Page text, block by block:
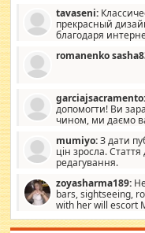
стандартные формы, в
со вкусом все в
мебель, а это не
tavaseni:
прекрасный
благодаря
romanenko
garciajsacramento:
допомогти! Ви
чином, ми даємо
допомагати людям, які
заслуговує на другий
повинні приймати від
витрат, а тільки
коментуйте цей пост.
зв'яжемося з вами з
сьогодні на
гроші? Ми можемо
mumiyo:З дати
цін зросла.
редагування.
zoyasharma189:
bars, sightseeing,
with her will escort
sexy escort companion in
hotel had to spend the